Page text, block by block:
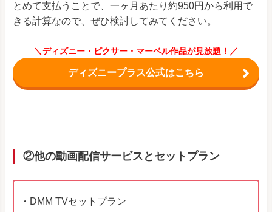
とめて支払うことで、一ヶ月あたり約950円から利用で
きる計算なので、ぜひ検討してみてください。
＼ディズニー・ピクサー・マーベル作品が見放題！／
ディズニープラス公式はこちら
②他の動画配信サービスとセットプラン
・DMM TVセットプラン